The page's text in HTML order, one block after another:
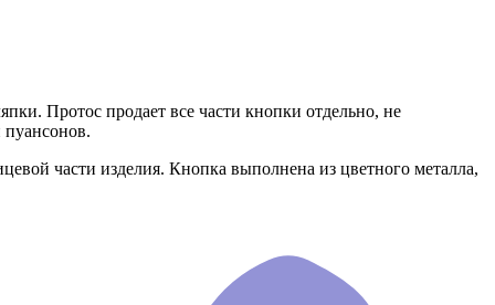
Протос продает все части кнопки отдельно, не
части изделия. Кнопка выполнена из цветного металла,